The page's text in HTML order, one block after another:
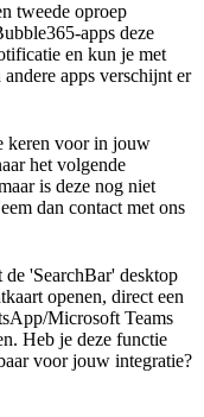
tweede oproep
apps deze
en kun je met
apps verschijnt er
keren voor in jouw
het volgende
is deze nog niet
dan contact met ons
'SearchBar' desktop
openen, direct een
Microsoft Teams
Heb je deze functie
voor jouw integratie?